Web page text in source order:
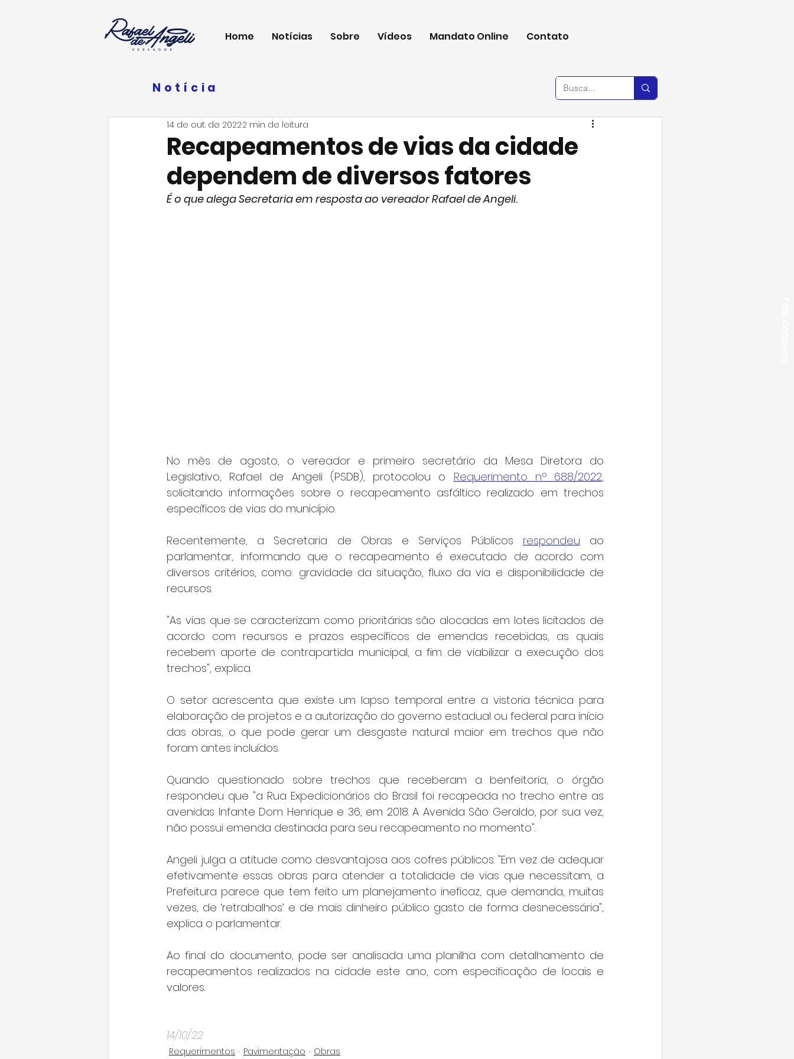
Home Notícias Sobre Vídeos Mandato Online Contato
Notícia
Recapeamentos de vias da cidade
dependem de diversos fatores
14 de out. de 20222 min de leitura
É o que alega Secretaria em resposta ao vereador Rafael de Angeli.
No mês de agosto, o vereador e primeiro secretário da Mesa Diretora do
Legislativo, Rafael de Angeli (PSDB), protocolou o Requerimento nº 688/2022,
solicitando informações sobre o recapeamento asfáltico realizado em trechos
específicos de vias do município.
Recentemente, a Secretaria de Obras e Serviços Públicos respondeu ao
parlamentar, informando que o recapeamento é executado de acordo com
diversos critérios, como: gravidade da situação, fluxo da via e disponibilidade de
recursos.
"As vias que se caracterizam como prioritárias são alocadas em lotes licitados de
acordo com recursos e prazos específicos de emendas recebidas, as quais
recebem aporte de contrapartida municipal, a fim de viabilizar a execução dos
trechos", explica.
O setor acrescenta que existe um lapso temporal entre a vistoria técnica para
elaboração de projetos e a autorização do governo estadual ou federal para início
das obras, o que pode gerar um desgaste natural maior em trechos que não
foram antes incluídos.
Quando questionado sobre trechos que receberam a benfeitoria, o órgão
respondeu que "a Rua Expedicionários do Brasil foi recapeada no trecho entre as
avenidas Infante Dom Henrique e 36, em 2018. A Avenida São Geraldo, por sua vez,
não possui emenda destinada para seu recapeamento no momento".
Angeli julga a atitude como desvantajosa aos cofres públicos. "Em vez de adequar
efetivamente essas obras para atender a totalidade de vias que necessitam, a
Prefeitura parece que tem feito um planejamento ineficaz, que demanda, muitas
vezes, de ‘retrabalhos’ e de mais dinheiro público gasto de forma desnecessária",
explica o parlamentar.
Ao final do documento, pode ser analisada uma planilha com detalhamento de
recapeamentos realizados na cidade este ano, com especificação de locais e
valores.
14/10/22
Requerimentos Pavimentação Obras